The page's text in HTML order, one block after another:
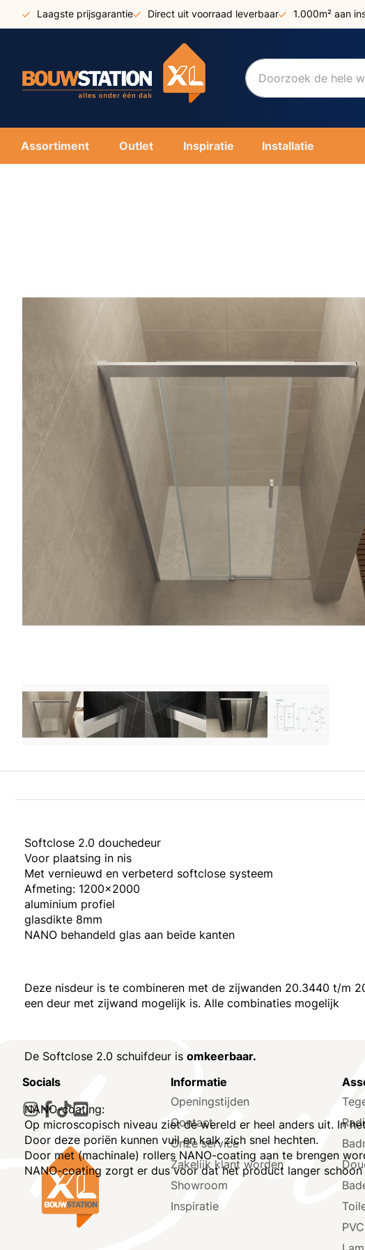
Ga
naar
Laagste prijsgarantie Direct uit voorraad leverbaar 1.000m² aan
Assortiment Outlet Inspiratie Installatie
Softclose 2.0 douchedeur
Voor plaatsing in nis
Met vernieuwd en verbeterd softclose systeem
Afmeting: 1200x2000
aluminium profiel
glasdikte 8mm
NANO behandeld glas aan beide kanten
Deze nisdeur is te combineren met de zijwanden 20.3440 t/m
een deur met zijwand mogelijk is. Alle combinaties mogelijk
De Softclose 2.0 schuifdeur is omkeerbaar.
NANO-coating:
Op microscopisch niveau ziet de wereld er heel anders uit. In
Door deze poriën kunnen vuil en kalk zich snel hechten.
Door met (machinale) rollers NANO-coating aan te brengen
NANO-coating zorgt er dus voor dat het product langer
Socials
Informatie
Openingstijden
Contact
Onze service
Zakelijk klant worden
Showroom
Inspiratie
PVC